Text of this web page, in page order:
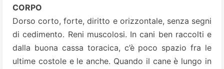
CORPO
Dorso corto, forte, diritto e orizzontale, senza segni
di cedimento. Reni muscolosi. In cani ben raccolti e
dalla buona cassa toracica, c’è poco spazio fra le
ultime costole e le anche. Quando il cane è lungo in